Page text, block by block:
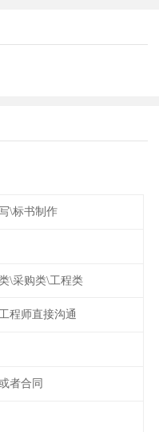
\标书制作
\采购类\工程类
程师直接沟通
者合同